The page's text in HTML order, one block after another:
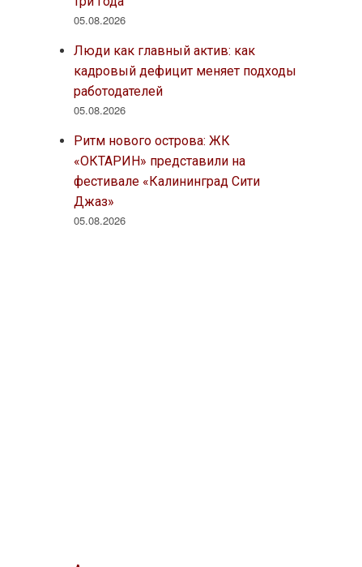
05.08.2026
Люди как главный актив: как
кадровый дефицит меняет подходы
работодателей
05.08.2026
Ритм нового острова: ЖК
«ОКТАРИН» представили на
фестивале «Калининград Сити
Джаз»
05.08.2026